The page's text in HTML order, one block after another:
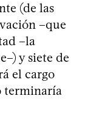
(de las
–que
–la
y siete de
el cargo
terminaría